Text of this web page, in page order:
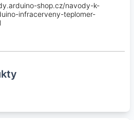
shop.cz/navody-k-
infracerveny-teplomer-